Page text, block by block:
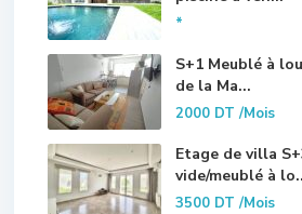
*
S+1 Meublé à
de la Ma...
2000 DT/Mois
Etage de villa
vide/meublé à
3500 DT/Mois